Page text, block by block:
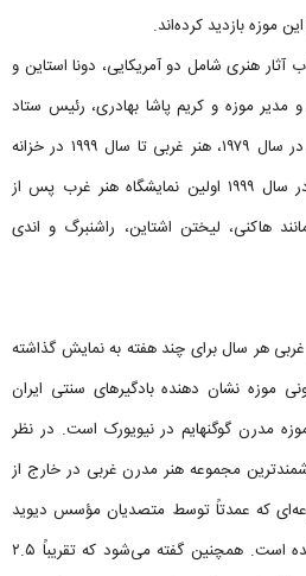
موزه بازدید کرده‌اند.
آثار هنری شامل دو آمریکایی، دونا استاین و
و مدیر موزه و کریم پاشا بهادری، رئیس ستاد
کابینه بودند. پس از انقلاب ایران در سال ۱۹۷۹، هنر غربی تا سال ۱۹۹۹ در خزانه
موزه‌ها نگهداری می‌شد تا اینکه در سال ۱۹۹۹ اولین نمایشگاه هنر غرب پس از
هاکنی، لیختن اشتاین، راشنبرگ و اندی
هر سال برای چند هفته به نمایش گذاشته
موزه نشان دهنده بادگیرهای سنتی ایران
مدرن گوگنهایم در نیویورک است. در نظر
مجموعه هنر مدرن غربی در خارج از
که عمدتاً توسط متصدیان مؤسس دیوید
گالووی و دونا استاین گردآوری شده است. همچنین گفته می‌شود که تقریباً ۲.۵